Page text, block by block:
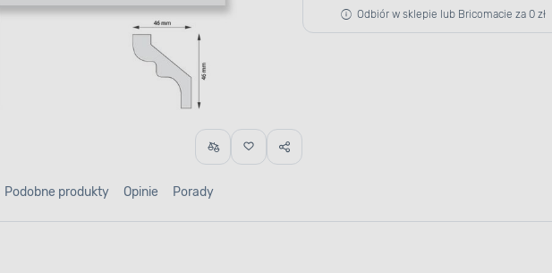
Odbiór w sklepie lub Bricomacie za 0 zł
Podobne produkty Opinie Porady